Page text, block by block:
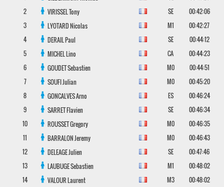
2
VIRISSELTony SE
00:42:06
3
LYOTARDNicolas M1
00:42:27
4
DERAILPaul SE
00:44:12
5
MICHELLino CA
00:44:23
6
GOUDETSebastien M0
00:44:51
7
SOUFIJulian M0
00:45:20
8
GONCALVESArno ES
00:46:24
9
SARRETFlavien SE
00:46:34
10
ROUSSETGregory M0
00:46:35
11
BARRALONJeremy M0
00:46:43
12
DELEAGEJulien SE
00:47:46
13
LAUBUGESebastien M1
00:48:02
14
VALOURLaurent M3
00:48:02